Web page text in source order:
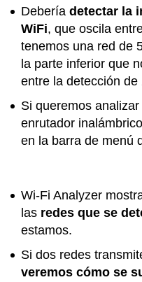
Debería detectar la
WiFi, que oscila
tenemos una red de
la parte inferior que
entre la detección
Si queremos
enrutador
en la barra de menú
Wi-Fi Analyzer
las redes que se
estamos.
Si dos redes
veremos cómo se